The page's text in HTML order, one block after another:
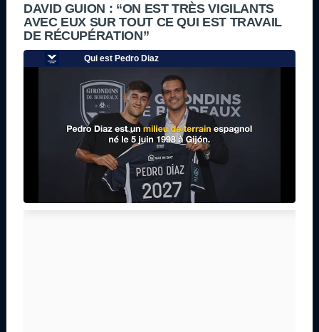
DAVID GUION : “ON EST TRÈS VIGILANTS
AVEC EUX SUR TOUT CE QUI EST TRAVAIL
DE RÉCUPÉRATION”